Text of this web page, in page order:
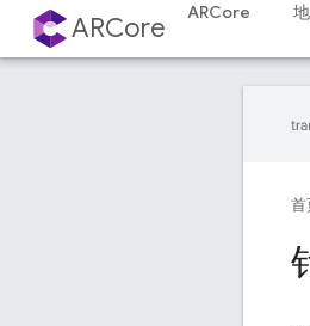
ARCore ARCore
首